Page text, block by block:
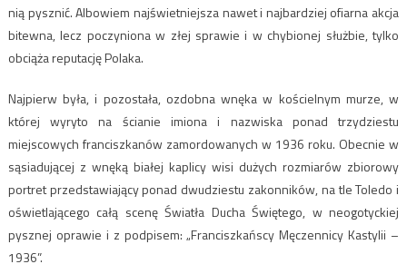
nią pysznić. Albowiem najświetniejsza nawet i najbardziej ofiarna akcja
bitewna, lecz poczyniona w złej sprawie i w chybionej służbie, tylko
obciąża reputację Polaka.
Najpierw była, i pozostała, ozdobna wnęka w kościelnym murze, w
której wyryto na ścianie imiona i nazwiska ponad trzydziestu
miejscowych franciszkanów zamordowanych w 1936 roku. Obecnie w
sąsiadującej z wnęką białej kaplicy wisi dużych rozmiarów zbiorowy
portret przedstawiający ponad dwudziestu zakonników, na tle Toledo i
oświetlającego całą scenę Światła Ducha Świętego, w neogotyckiej
pysznej oprawie i z podpisem: „Franciszkańscy Męczennicy Kastylii –
1936”.